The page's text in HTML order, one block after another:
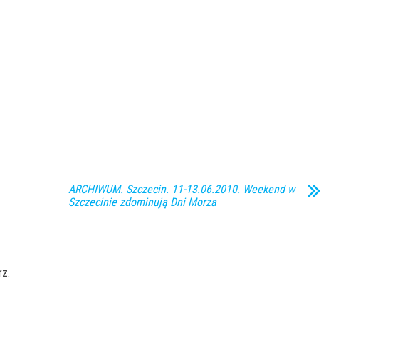
ARCHIWUM. Szczecin. 11-13.06.2010. Weekend w
Szczecinie zdominują Dni Morza